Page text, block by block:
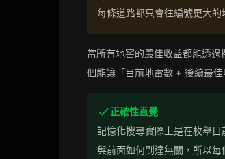
每條道路都只會往編號更大
當所有地窖的最佳收益都能透
個能讓「目前地雷數 + 後續最
正確性直覺
記憶化搜尋實際上是在枚舉
與前面如何到達無關，所以每